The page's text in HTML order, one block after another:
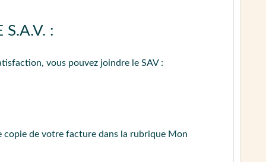
DE CONTACT
:
vous pouvez joindre le SAV :
copie de votre facture dans la rubrique Mon